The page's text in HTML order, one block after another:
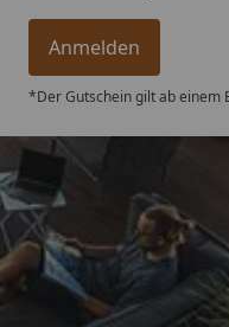
Anmelden
*Der Gutschein gilt ab einem